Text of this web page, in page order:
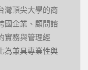
灣頂尖大學的商
國企業、顧問諮
實務與管理經
為兼具專業性與